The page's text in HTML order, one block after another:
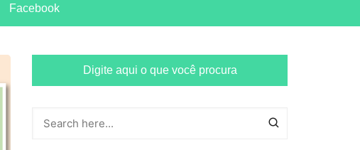
Facebook
Digite aqui o que você procura